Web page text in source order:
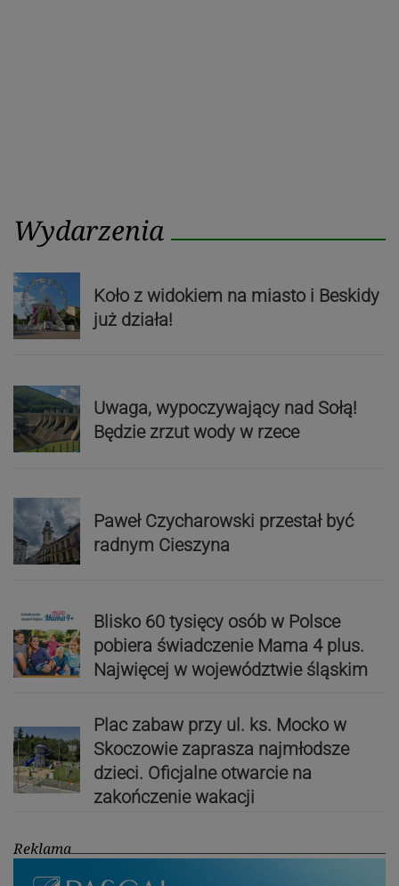
Wydarzenia
Koło z widokiem na miasto i Beskidy
już działa!
Uwaga, wypoczywający nad Sołą!
Będzie zrzut wody w rzece
Paweł Czycharowski przestał być
radnym Cieszyna
Blisko 60 tysięcy osób w Polsce
pobiera świadczenie Mama 4 plus.
Najwięcej w województwie śląskim
Plac zabaw przy ul. ks. Mocko w
Skoczowie zaprasza najmłodsze
dzieci. Oficjalne otwarcie na
zakończenie wakacji
Reklama